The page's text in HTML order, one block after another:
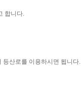
합니다.
등산로를 이용하시면 됩니다.